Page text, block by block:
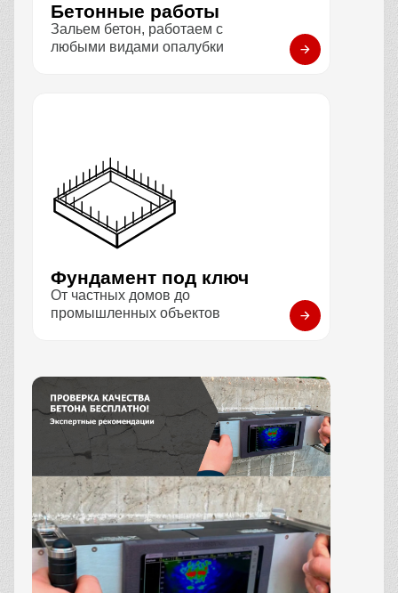
Бетонные работы
Зальем бетон, работаем с
любыми видами опалубки
Фундамент под ключ
От частных домов до
промышленных объектов